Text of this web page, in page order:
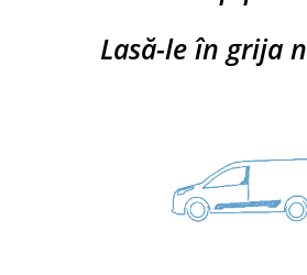
Lasă-le în grija